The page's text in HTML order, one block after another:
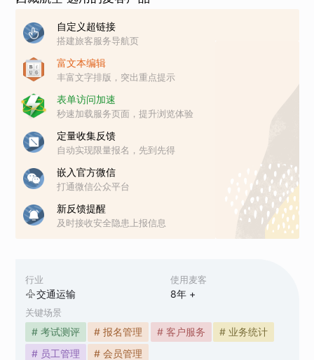
行业
交通运输
使用麦客
8年 +
关键场景
# 考试测评 # 报名管理 # 客户服务
# 业务统计
# 员工管理
# 会员管理
自定义超链接
搭建旅客服务导航页
富文本编辑
丰富文字排版，突出重点提示
表单访问加速
秒速加载服务页面，提升浏览体验
定量收集反馈
自动实现限量报名，先到先得
嵌入官方微信
打通微信公众平台
新反馈提醒
及时接收安全隐患上报信息